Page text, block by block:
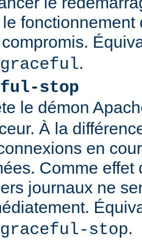
fonctionnement
.
stop
le démon
À la
en
Comme
journaux ne
stop.